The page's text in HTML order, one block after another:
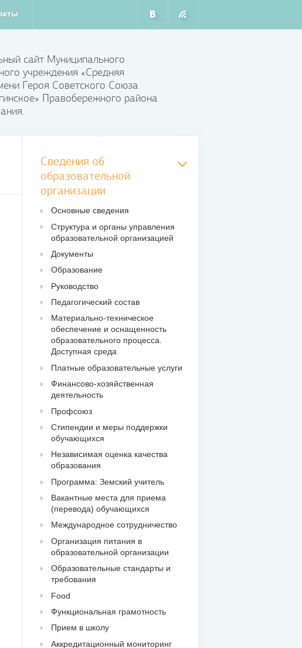
сайт Муниципального
учреждения «Средняя
Героя Советского Союза
Правобережного района
Сведения об
образовательной
организации
Основные сведения
Структура и органы управления
образовательной организацией
Документы
Образование
Руководство
Педагогический состав
Материально-техническое
обеспечение и оснащенность
образовательного процесса.
Доступная среда
Платные образовательные услуги
Финансово-хозяйственная
деятельность
Профсоюз
Стипендии и меры поддержки
обучающихся
Независимая оценка качества
образования
Программа: Земский учитель
Вакантные места для приема
(перевода) обучающихся
Международное сотрудничество
Организация питания в
образовательной организации
Образовательные стандарты и
требования
Food
Функциональная грамотность
Прием в школу
Аккредитационный мониторинг